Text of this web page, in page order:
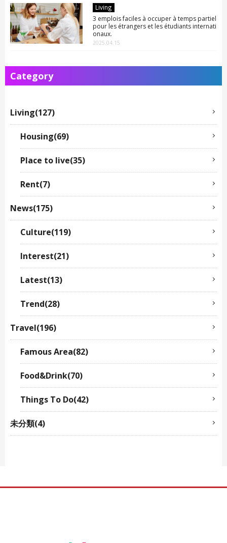
Living
3 emplois faciles à occuper à temps partiel
pour les étrangers et les étudiants internati
onaux.
2025.04.15
Category
Living(127)
Housing(69)
Place to live(35)
Rent(7)
News(175)
Culture(119)
Interest(21)
Latest(13)
Trend(28)
Travel(196)
Famous Area(82)
Food&Drink(70)
Things To Do(42)
未分類(4)